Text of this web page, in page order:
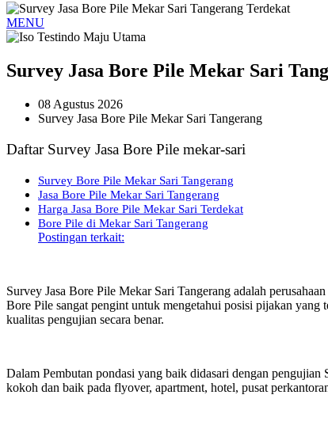
MENU
Survey Jasa Bore Pile Mekar Sari
08 Agustus 2026
Survey Jasa Bore Pile Mekar Sari Tangerang
Daftar Survey Jasa Bore Pile mekar-sari
Survey Bore Pile Mekar Sari Tangerang
Jasa Bore Pile Mekar Sari Tangerang
Harga Jasa Bore Pile Mekar Sari Terdekat
Bore Pile di Mekar Sari Tangerang
Postingan terkait:
Survey Jasa Bore Pile Mekar Sari Tangerang adalah
Bore Pile sangat pengint untuk mengetahui posisi pijakan yang
kualitas pengujian secara benar.
Dalam Pembutan pondasi yang baik didasari dengan
kokoh dan baik pada flyover, apartment, hotel, pusat